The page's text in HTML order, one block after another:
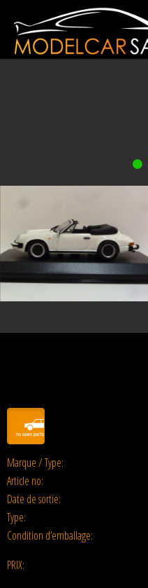
Marque / Type:
Article no:
Date de sortie:
Type:
Condition d’emballage:
PRIX: